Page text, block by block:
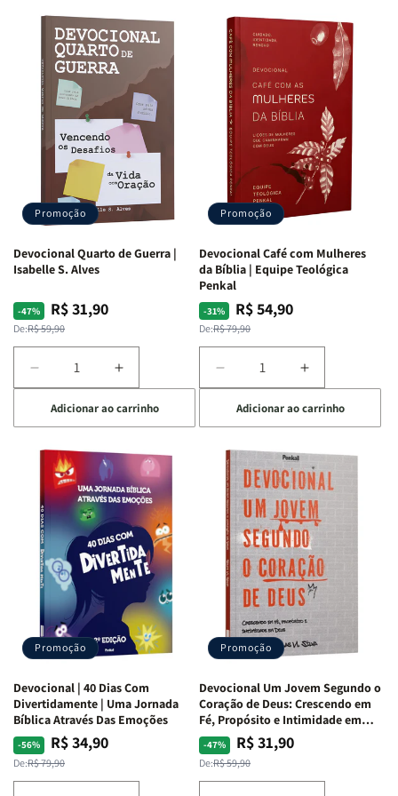
Promoção
Devocional Quarto de Guerra |
Isabelle S. Alves
-47%
Preço
normal
De:R$ 59,90
Preço
promocional
R$ 31,90
Diminuir
a
quantidade
de
Devocional
Quarto
de
Guerra
Isabelle
S.
Alves
Aumentar
a
quantidade
de
Devocional
Quarto
de
Guerra
|
Isabelle
S.
Alves
Adicionar ao carrinho
Promoção
Devocional Café com Mulheres
da Bíblia | Equipe Teológica
Penkal
-31%
Preço
normal
De:R$ 79,90
Preço
promocional
R$ 54,90
Diminuir
a
quantidade
de
Devocional
Café
com
Mulheres
da
Bíblia
Equipe
Teológica
Penkal
Aumentar
a
quantidade
de
Devocional
Café
com
Mulheres
da
Bíblia
|
Equipe
Teológica
Penkal
Adicionar ao carrinho
Promoção
Devocional | 40 Dias Com
Divertidamente | Uma Jornada
Bíblica Através Das Emoções
-56%
Preço
normal
De:R$ 79,90
Preço
promocional
R$ 34,90
Promoção
Devocional Um Jovem Segundo o
Coração de Deus: Crescendo em
Fé, Propósito e Intimidade em
Deus
-47%
Preço
normal
De:R$ 59,90
Preço
promocional
R$ 31,90